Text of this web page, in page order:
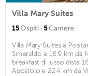
Villa Mary Suites
15Ospiti · 5Camere
Villa Mary Suites a
Smeraldo e 15,9 km da
breakfast di lusso dista
Apostolo e 22,4 km da